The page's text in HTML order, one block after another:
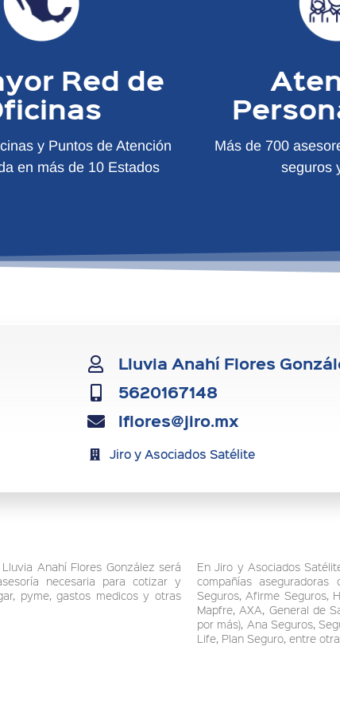
Red de
y Puntos de Atención
en más de 10 Estados
Más de 700
seguros
Lluvia Anahí Flores
5620167148
lflores@jiro.mx
Jiro y Asociados Satélite
Anahí Flores González será
necesaria para cotizar y
pyme, gastos medicos y otras
En Jiro y Asociados
compañías aseguradoras
Seguros, Afirme Seguros,
Mapfre, AXA, General de
por más), Ana Seguros,
Life, Plan Seguro, entre